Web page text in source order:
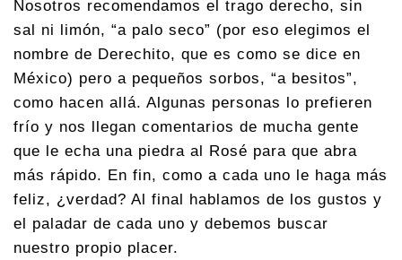
Nosotros recomendamos el trago derecho, sin
sal ni limón, “a palo seco” (por eso elegimos el
nombre de Derechito, que es como se dice en
México) pero a pequeños sorbos, “a besitos”,
como hacen allá. Algunas personas lo prefieren
frío y nos llegan comentarios de mucha gente
que le echa una piedra al Rosé para que abra
más rápido. En fin, como a cada uno le haga más
feliz, ¿verdad? Al final hablamos de los gustos y
el paladar de cada uno y debemos buscar
nuestro propio placer.